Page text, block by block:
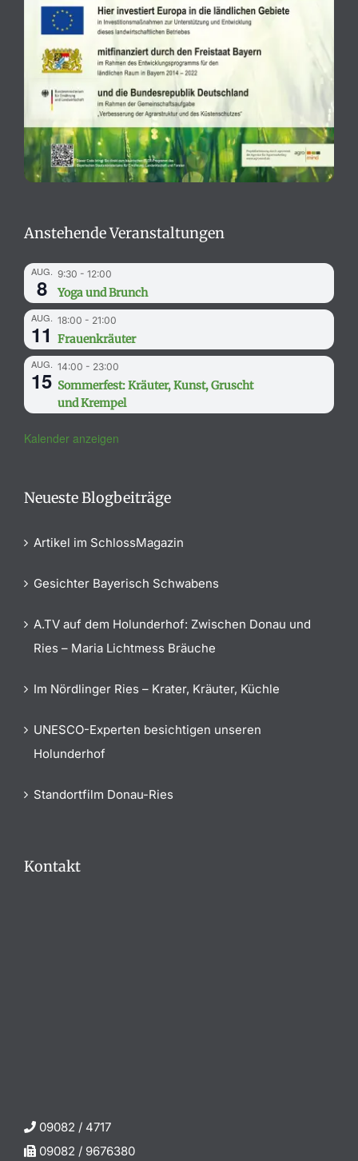
Anstehende Veranstaltungen
AUG.
8
9:30 - 12:00
Yoga und Brunch
AUG.
11
18:00 - 21:00
Frauenkräuter
AUG.
15
14:00 - 23:00
Sommerfest: Kräuter, Kunst, Gruscht
und Krempel
Kalender anzeigen
Neueste Blogbeiträge
Artikel im SchlossMagazin
Gesichter Bayerisch Schwabens
A.TV auf dem Holunderhof: Zwischen Donau und
Ries – Maria Lichtmess Bräuche
Im Nördlinger Ries – Krater, Kräuter, Küchle
UNESCO-Experten besichtigen unseren
Holunderhof
Standortfilm Donau-Ries
Kontakt
09082 / 4717
09082 / 9676380